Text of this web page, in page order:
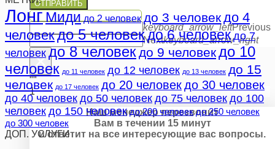
ОТПРАВИТЬ
keyboard_arrow_leftPrevious
Nextkeyboard_arrow_right
×
""
1
Наш менеджер перезвонит
Вам в течении 15 минут
и ответит на все интересующие вас вопросы.
ЛонгМиди до 2 человек до 3 человекдо 4
человекдо 5 человекдо 6 человек до 7
человек до 8 человекдо 9 человекдо 10
человек до 11 человек до 12 человек до 13 человек до 15
человек до 17 человек до 20 человекдо 30 человек
до 40 человек до 50 человек до 75 человек до 100
человек до 150 человек до 200 человек до 250 человек
до 300 человек
ДОП. УСЛУГИ